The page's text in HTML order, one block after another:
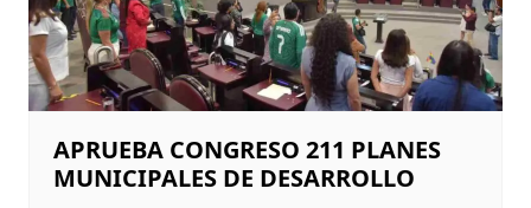
APRUEBA CONGRESO 211 PLANES
MUNICIPALES DE DESARROLLO